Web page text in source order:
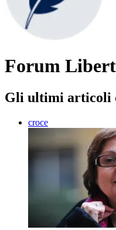
Forum
Gli ultimi articoli
croce